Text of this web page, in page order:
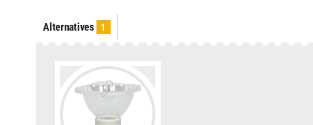
Alternatives 1